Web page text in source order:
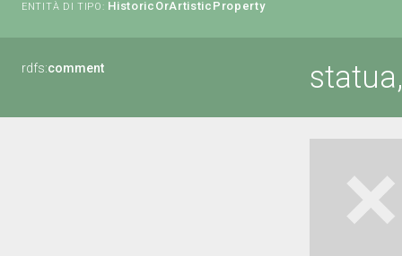
ENTITÀ DI TIPO: HistoricOrArtisticProperty
rdfs:comment